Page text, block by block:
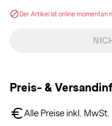
Der Artikel ist online momentan
Preis- &
Alle Preise inkl. MwSt.